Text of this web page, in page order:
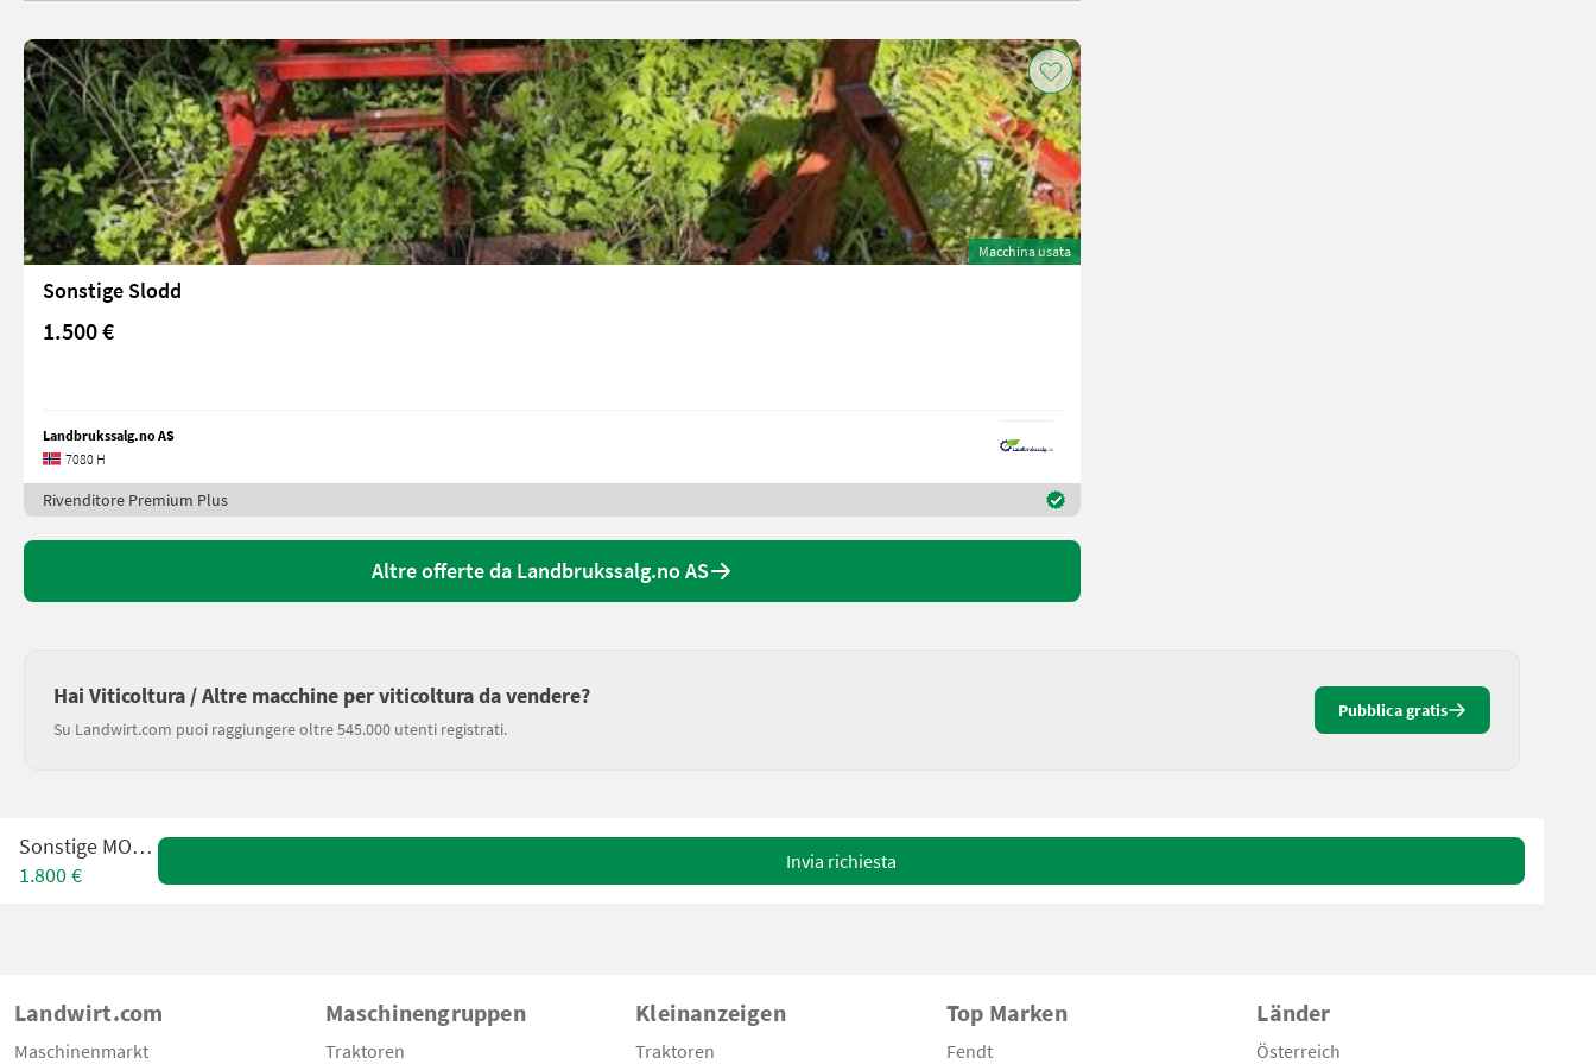
Macchina usata
Sonstige Slodd
1.500 €
Landbrukssalg.no AS
7080 H
Rivenditore Premium Plus
Altre offerte da Landbrukssalg.no AS
Hai Viticoltura / Altre macchine per viticoltura da vendere?
Su Landwirt.com puoi raggiungere oltre 545.000 utenti registrati.
Pubblica gratis
Sonstige MOD A3
1.800 €
Invia richiesta
Landwirt.com
Maschinenmarkt
Maschinengruppen
Traktoren
Kleinanzeigen
Traktoren
Top Marken
Fendt
Länder
Österreich